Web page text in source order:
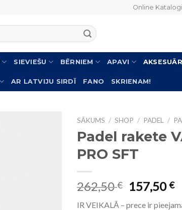
Online
SIEVIEŠU BĒRNIEM APAVI
AR LATVIJU SIRDĪ FANO SKRIENAM!
SĀKUMS / SHOP / PADEL /
Padel rakete
PRO SFT
262,50€ 157,50€
IR VEIKALĀ – prece ir